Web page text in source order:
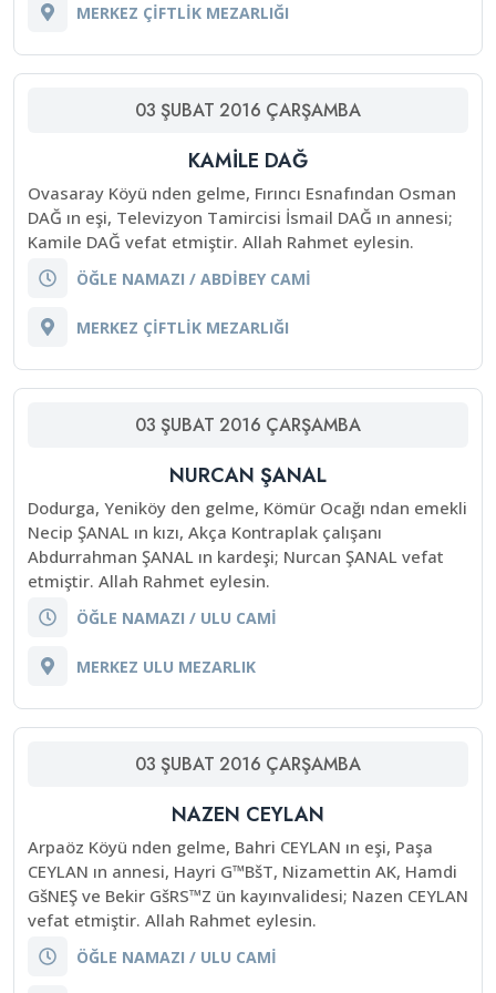
MERKEZ ÇİFTLİK MEZARLIĞI
03 ŞUBAT 2016 ÇARŞAMBA
KAMİLE DAĞ
Ovasaray Köyü nden gelme, Fırıncı Esnafından Osman
DAĞ ın eşi, Televizyon Tamircisi İsmail DAĞ ın annesi;
Kamile DAĞ vefat etmiştir. Allah Rahmet eylesin.
ÖĞLE NAMAZI / ABDİBEY CAMİ
MERKEZ ÇİFTLİK MEZARLIĞI
03 ŞUBAT 2016 ÇARŞAMBA
NURCAN ŞANAL
Dodurga, Yeniköy den gelme, Kömür Ocağı ndan emekli
Necip ŞANAL ın kızı, Akça Kontraplak çalışanı
Abdurrahman ŞANAL ın kardeşi; Nurcan ŞANAL vefat
etmiştir. Allah Rahmet eylesin.
ÖĞLE NAMAZI / ULU CAMİ
MERKEZ ULU MEZARLIK
03 ŞUBAT 2016 ÇARŞAMBA
NAZEN CEYLAN
Arpaöz Köyü nden gelme, Bahri CEYLAN ın eşi, Paşa
CEYLAN ın annesi, Hayri G™BšT, Nizamettin AK, Hamdi
GšNEŞ ve Bekir GšRS™Z ün kayınvalidesi; Nazen CEYLAN
vefat etmiştir. Allah Rahmet eylesin.
ÖĞLE NAMAZI / ULU CAMİ